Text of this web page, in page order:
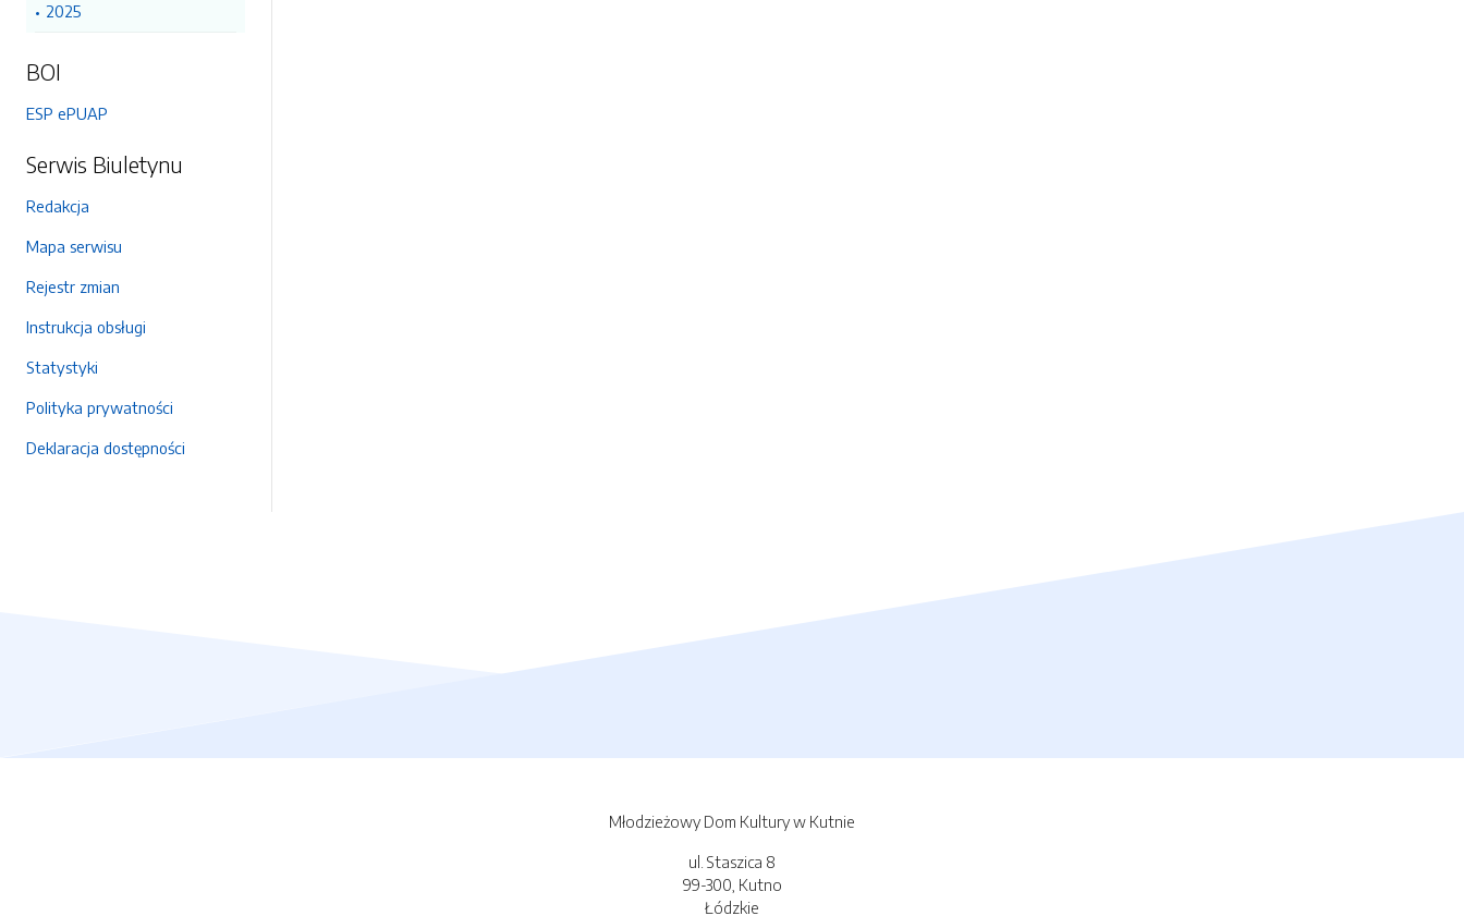
2025
BOI
ESP ePUAP
Serwis Biuletynu
Redakcja
Mapa serwisu
Rejestr zmian
Instrukcja obsługi
Statystyki
Polityka prywatności
Deklaracja dostępności
Młodzieżowy Dom Kultury w Kutnie
ul. Staszica 8
99-300, Kutno
Łódzkie